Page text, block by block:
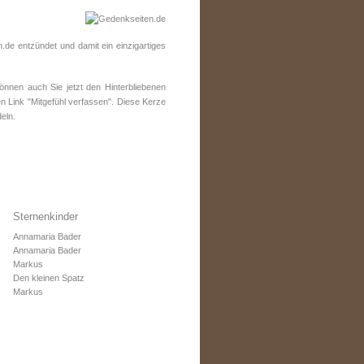
entzündet und damit ein einzigartiges
auch Sie jetzt den Hinterbliebenen
Link "Mitgefühl verfassen". Diese Kerze
Sternenkinder
Annamaria Bader
Annamaria Bader
Markus
Den kleinen Spatz
Markus